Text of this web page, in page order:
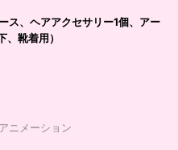
ス、ヘアアクセサリー1個、アー
靴着用）
ニメーション